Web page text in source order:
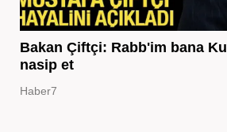
Bakan Çiftçi: Rabb'im bana
nasip et
Haber7